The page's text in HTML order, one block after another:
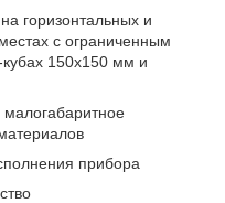
горизонтальных и
с ограниченным
150х150 мм и
прибора